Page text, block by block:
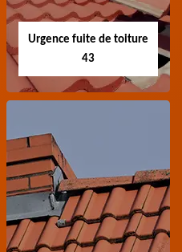
Haute-Loire
Urgence fuite de toiture
43
Urgence fuite de
toiture 43
Entreprise urgence
fuite de toiture 43